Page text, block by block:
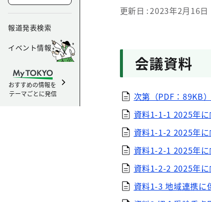
報道発表検索
イベント情報
おすすめの情報を
テーマごとに発信
更新日 2023年2月16日
会議資料
次第（PDF：89KB）
資料1-1-1 2025年に
資料1-1-2 2025年に
資料1-2-1 2025年に
資料1-2-2 2025年に
資料1-3 地域連携に